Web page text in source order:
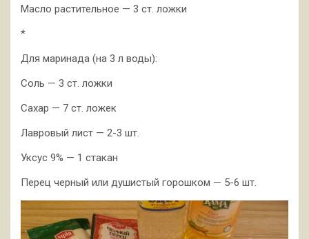
Масло растительное — 3 ст. ложки
*
Для маринада (на 3 л воды):
Соль — 3 ст. ложки
Сахар — 7 ст. ложек
Лавровый лист — 2-3 шт.
Уксус 9% — 1 стакан
Перец черный или душистый горошком — 5-6 шт.